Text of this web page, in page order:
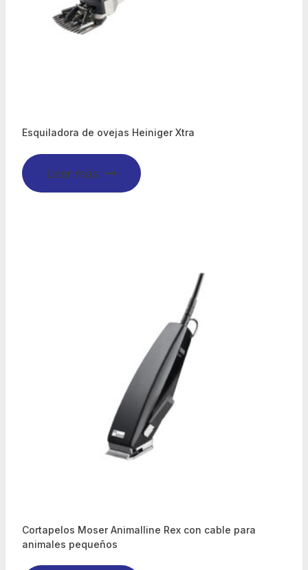
Esquiladora de ovejas Heiniger Xtra
Leer más
Cortapelos Moser Animalline Rex con cable para
animales pequeños